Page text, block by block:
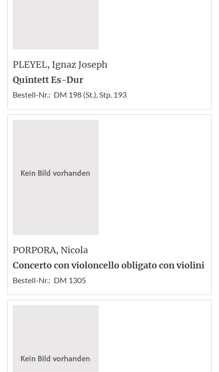
PLEYEL, Ignaz Joseph
Quintett Es-Dur
Bestell-Nr.: DM 198 (St.), Stp. 193
PORPORA, Nicola
Concerto con violoncello obligato con violini
Bestell-Nr.: DM 1305